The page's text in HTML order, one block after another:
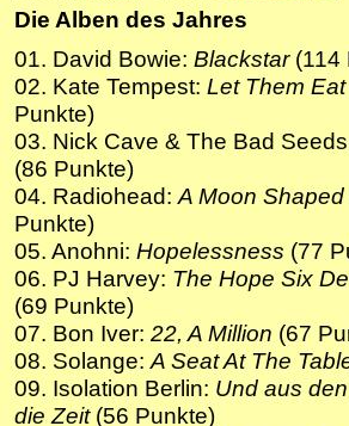
Die Alben des Jahres
01. David Bowie: Blackstar(114
02. Kate Tempest: Let Them
Punkte)
03. Nick Cave & The Bad
(86 Punkte)
04. Radiohead: A Moon
Punkte)
05. Anohni: Hopelessness (77
06. PJ Harvey: The Hope Six
(69 Punkte)
07. Bon Iver: 22, A Million (67
08. Solange: A Seat At The
09. Isolation Berlin: Und aus
die Zeit(56 Punkte)